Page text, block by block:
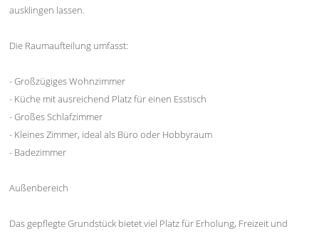
ausklingen lassen.
Die Raumaufteilung umfasst:
- Großzügiges Wohnzimmer
- Küche mit ausreichend Platz für einen Esstisch
- Großes Schlafzimmer
- Kleines Zimmer, ideal als Büro oder Hobbyraum
- Badezimmer
Außenbereich
Das gepflegte Grundstück bietet viel Platz für Erholung, Freizeit und